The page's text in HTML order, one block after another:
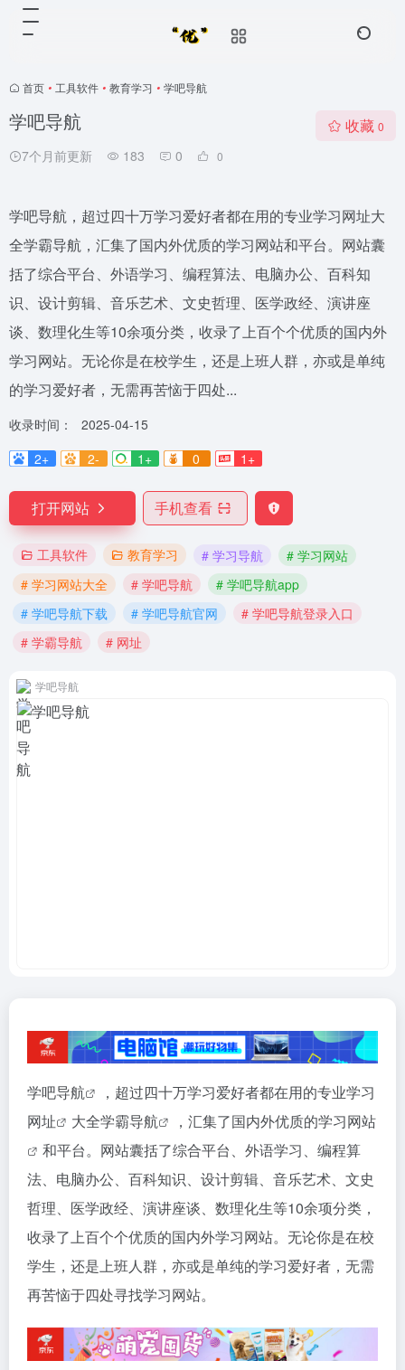
首页 • 工具软件 • 教育学习 • 学吧导航
学吧导航
7个月前更新 183 0 0
收藏 0
学吧导航，超过四十万学习爱好者都在用的专业学习网址大
全学霸导航，汇集了国内外优质的学习网站和平台。网站囊
括了综合平台、外语学习、编程算法、电脑办公、百科知
识、设计剪辑、音乐艺术、文史哲理、医学政经、演讲座
谈、数理化生等10余项分类，收录了上百个个优质的国内外
学习网站。无论你是在校学生，还是上班人群，亦或是单纯
的学习爱好者，无需再苦恼于四处...
收录时间：
2025-04-15
2+
2- 1+ 0 1+
打开网站 手机查看
工具软件 教育学习 # 学习导航
# 学习网站
# 学习网站大全
# 学吧导航
# 学吧导航app
# 学吧导航下载
# 学吧导航官网
# 学吧导航登录入口
# 学霸导航
# 网址
学吧导航
学吧导航
，超过四十万学习爱好者都在用的专业学习
网址
大全学霸导航 ，汇集了国内外优质的学习网站
和平台。网站囊括了综合平台、外语学习、编程算
法、电脑办公、百科知识、设计剪辑、音乐艺术、文史
哲理、医学政经、演讲座谈、数理化生等10余项分类，
收录了上百个个优质的国内外学习网站。无论你是在校
学生，还是上班人群，亦或是单纯的学习爱好者，无需
再苦恼于四处寻找学习网站。